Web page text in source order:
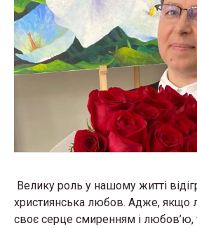
Велику роль у нашому житті
християнська любов. Адже, якщо
своє серце смиренням і любов’ю,